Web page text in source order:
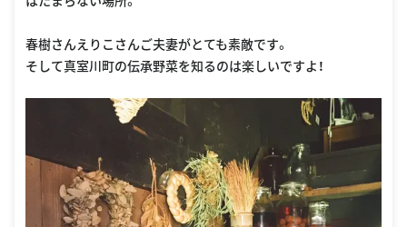
春樹さんえりこさんご夫妻がとても素敵です。
そして真室川町の伝承野菜を知るのは楽しいですよ！